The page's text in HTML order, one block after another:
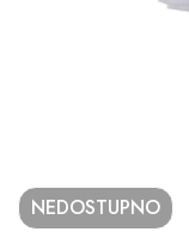
NEDOSTUPNO